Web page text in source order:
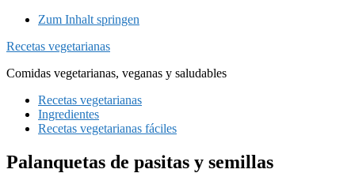
Zum Inhalt springen
Recetas vegetarianas
Comidas vegetarianas, veganas y saludables
Recetas vegetarianas
Ingredientes
Recetas vegetarianas fáciles
Palanquetas de pasitas y semillas